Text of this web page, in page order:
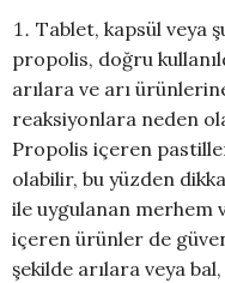
Tablet, kapsül veya
propolis, doğru
arılara ve arı
reaksiyonlara neden
Propolis içeren
olabilir, bu yüzden
ile uygulanan merhem
içeren ürünler de
şekilde arılara veya